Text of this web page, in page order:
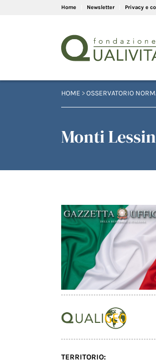
Home Newsletter Privacy e
HOME >OSSERVATORIO
Monti
TERRITORIO: